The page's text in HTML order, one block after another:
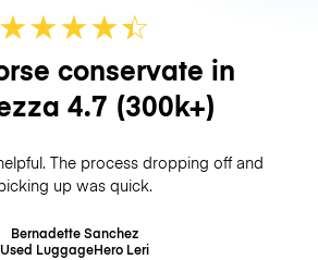
★★★★☆
★
conservate in
4.7 (300k+)
The process dropping off and
up was quick.
Bernadette Sanchez
Used LuggageHero Leri